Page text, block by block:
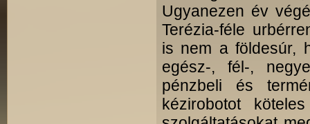
Ugyanezen év
Terézia-féle
is nem a földesúr,
egész-, fél-,
pénzbeli és
kézirobotot